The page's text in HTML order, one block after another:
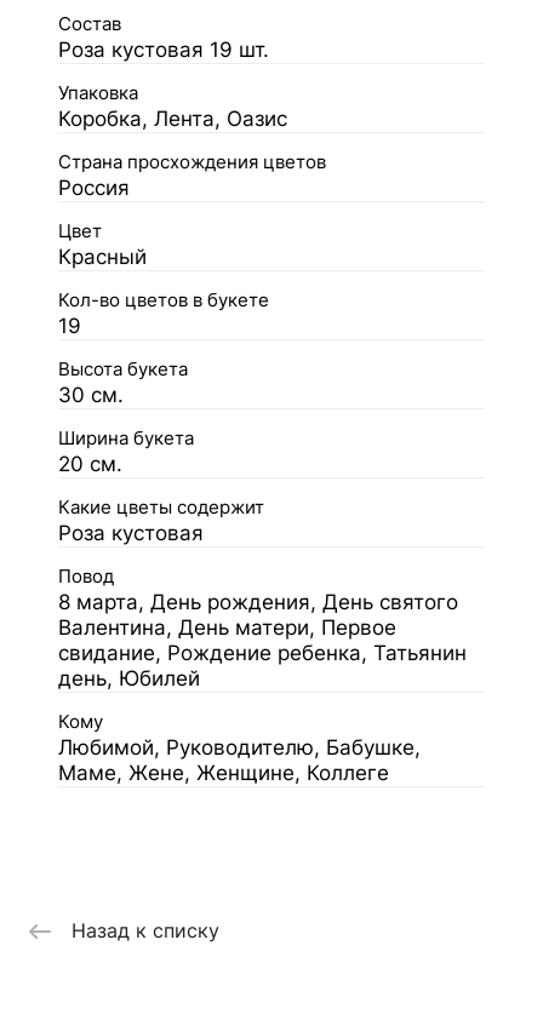
Состав
Роза кустовая 19 шт.
Упаковка
Коробка, Лента, Оазис
Страна просхождения цветов
Россия
Цвет
Красный
Кол-во цветов в букете
19
Высота букета
30 см.
Ширина букета
20 см.
Какие цветы содержит
Роза кустовая
Повод
8 марта, День рождения, День святого
Валентина, День матери, Первое
свидание, Рождение ребенка, Татьянин
день, Юбилей
Кому
Любимой, Руководителю, Бабушке,
Маме, Жене, Женщине, Коллеге
Назад к списку